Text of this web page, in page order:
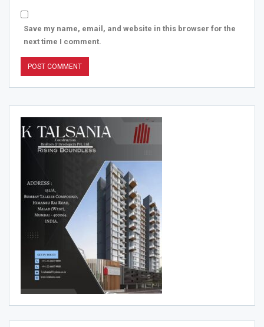
Save my name, email, and website in this browser for the
next time I comment.